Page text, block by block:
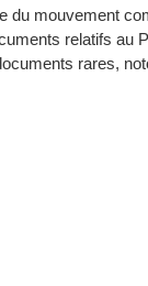
du mouvement
relatifs au
rares,